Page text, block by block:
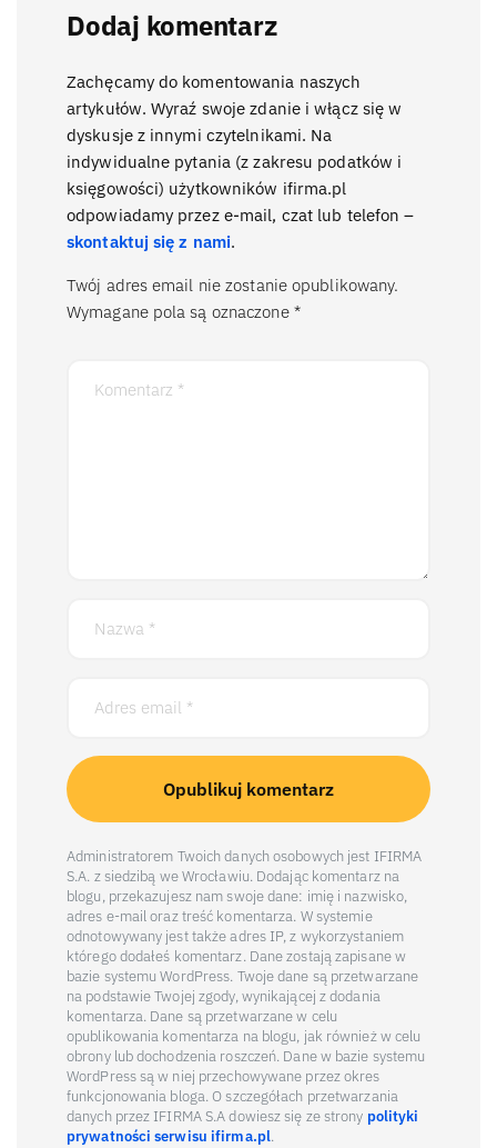
Dodaj komentarz
Zachęcamy do komentowania naszych
artykułów. Wyraź swoje zdanie i włącz się w
dyskusje z innymi czytelnikami. Na
indywidualne pytania (z zakresu podatków i
księgowości) użytkowników ifirma.pl
odpowiadamy przez e-mail, czat lub telefon –
skontaktuj się z nami.
Twój adres email nie zostanie opublikowany.
Wymagane pola są oznaczone *
Administratorem Twoich danych osobowych jest IFIRMA
S.A. z siedzibą we Wrocławiu. Dodając komentarz na
blogu, przekazujesz nam swoje dane: imię i nazwisko,
adres e-mail oraz treść komentarza. W systemie
odnotowywany jest także adres IP, z wykorzystaniem
którego dodałeś komentarz. Dane zostają zapisane w
bazie systemu WordPress. Twoje dane są przetwarzane
na podstawie Twojej zgody, wynikającej z dodania
komentarza. Dane są przetwarzane w celu
opublikowania komentarza na blogu, jak również w celu
obrony lub dochodzenia roszczeń. Dane w bazie systemu
WordPress są w niej przechowywane przez okres
funkcjonowania bloga. O szczegółach przetwarzania
danych przez IFIRMA S.A dowiesz się ze strony polityki
prywatności serwisu ifirma.pl.